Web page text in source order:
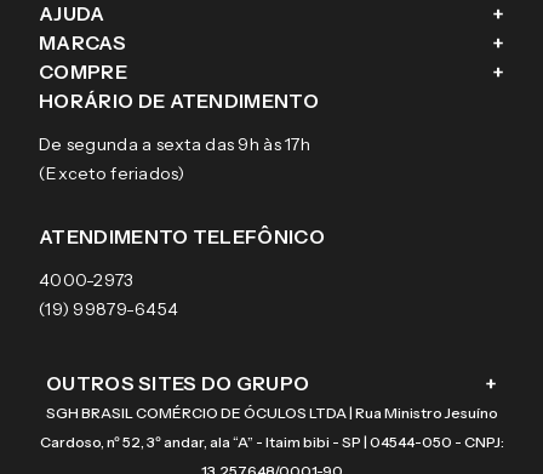
Fale conosco
Blog
Sobre a eÓtica
Aviso de privacidade
Termos e condições de uso
AJUDA +
Como comprar
Trocas e Devoluções
Pagamentos
Garantias
MARCAS +
Ray-Ban
Tecnol
Arnette
Burberry
COMPRE +
Óculos de sol
Lentes de contato
HORÁRIO DE ATENDIMENTO
De segunda a sexta das 9h às 17h
(Exceto feriados)
ATENDIMENTO TELEFÔNICO
4000-2973
(19) 99879-6454
OUTROS SITES DO GRUPO +
SGH BRASIL COMÉRCIO DE ÓCULOS LTDA | Rua Ministro Jesuíno
Cardoso, nº 52, 3º andar, ala “A” - Itaim bibi - SP | 04544-050 - CNPJ: